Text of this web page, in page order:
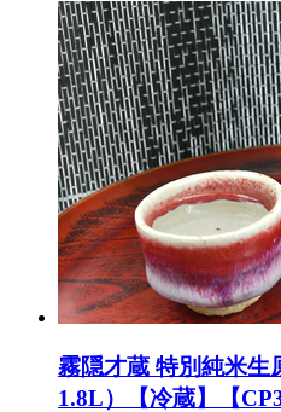
霧隠才蔵 特別純米生
1.8L）【冷蔵】【